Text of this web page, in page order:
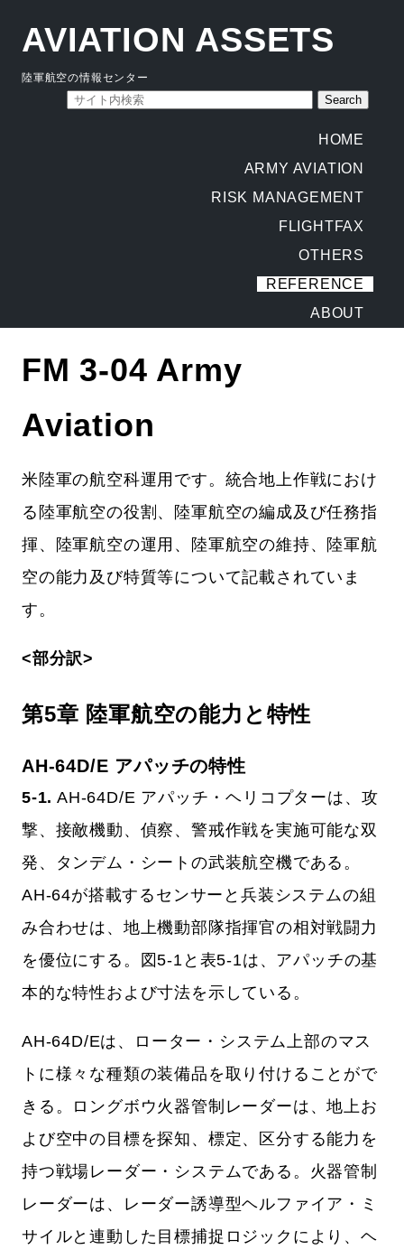
AVIATION ASSETS
陸軍航空の情報センター
HOME
ARMY AVIATION
RISK MANAGEMENT
FLIGHTFAX
OTHERS
REFERENCE
ABOUT
FM 3-04 Army
Aviation
米陸軍の航空科運用です。統合地上作戦におけ
る陸軍航空の役割、陸軍航空の編成及び任務指
揮、陸軍航空の運用、陸軍航空の維持、陸軍航
空の能力及び特質等について記載されていま
す。
<部分訳>
第5章 陸軍航空の能力と特性
AH-64D/E アパッチの特性
5-1. AH-64D/E アパッチ・ヘリコプターは、攻
撃、接敵機動、偵察、警戒作戦を実施可能な双
発、タンデム・シートの武装航空機である。
AH-64が搭載するセンサーと兵装システムの組
み合わせは、地上機動部隊指揮官の相対戦闘力
を優位にする。図5-1と表5-1は、アパッチの基
本的な特性および寸法を示している。
AH-64D/Eは、ローター・システム上部のマス
トに様々な種類の装備品を取り付けることがで
きる。ロングボウ火器管制レーダーは、地上お
よび空中の目標を探知、標定、区分する能力を
持つ戦場レーダー・システムである。火器管制
レーダーは、レーダー誘導型ヘルファイア・ミ
サイルと連動した目標捕捉ロジックにより、ヘ